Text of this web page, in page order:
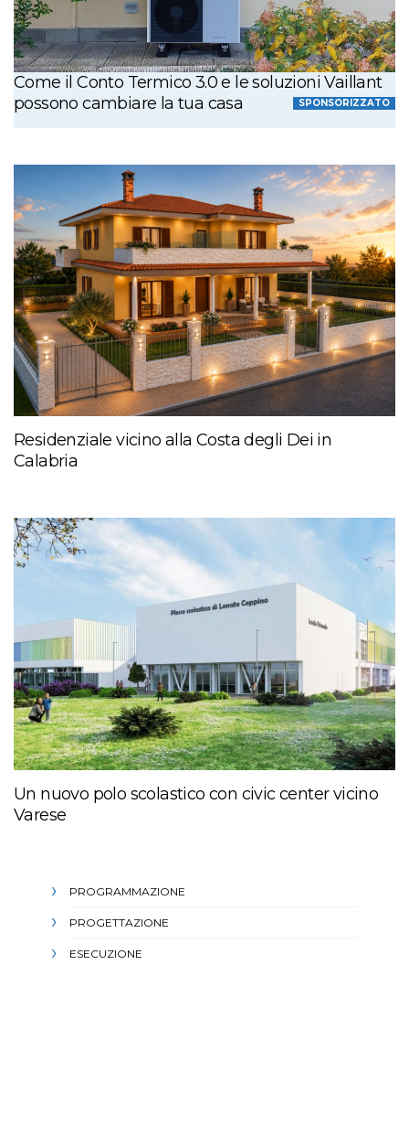
Come il Conto Termico 3.0 e le soluzioni Vaillant
possono cambiare la tua casa
SPONSORIZZATO
Residenziale vicino alla Costa degli Dei in
Calabria
Un nuovo polo scolastico con civic center vicino
Varese
PROGRAMMAZIONE
PROGETTAZIONE
ESECUZIONE